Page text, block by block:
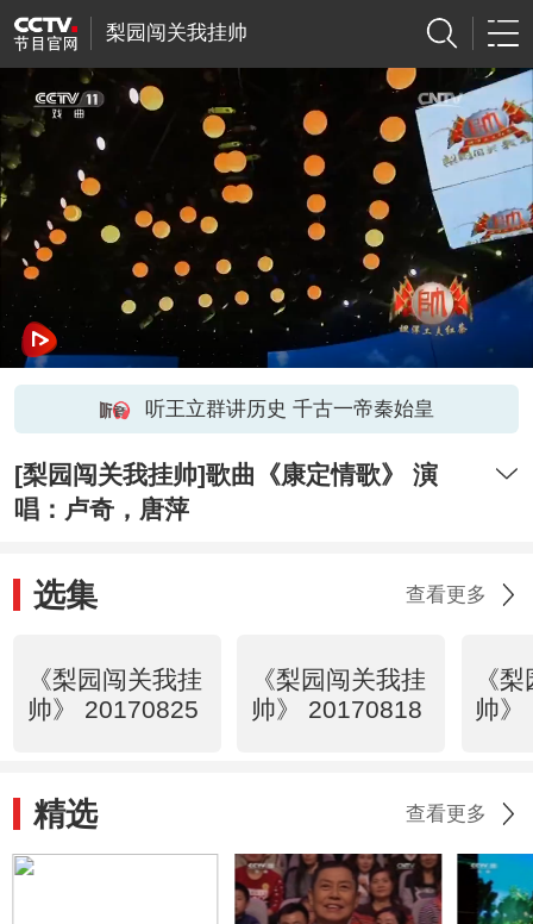
梨园闯关我挂帅
听王立群讲历史 千古一帝秦始皇
[梨园闯关我挂帅]歌曲《康定情歌》 演
唱：卢奇，唐萍
选集 查看更多
《梨园闯关我挂
帅》 20170825
《梨园闯关我挂
帅》 20170818
《
帅》
精选 查看更多